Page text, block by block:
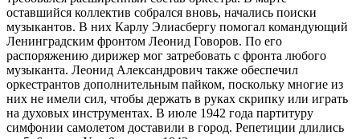
оставшийся коллектив собрался вновь, начались поиски
музыкантов. В них Карлу Элиасбергу помогал командующий
Ленинградским фронтом Леонид Говоров. По его
распоряжению дирижер мог затребовать с фронта любого
музыканта. Леонид Александрович также обеспечил
оркестрантов дополнительным пайком, поскольку многие из
них не имели сил, чтобы держать в руках скрипку или играть
на духовых инструментах. В июле 1942 года партитуру
симфонии самолетом доставили в город. Репетиции длились